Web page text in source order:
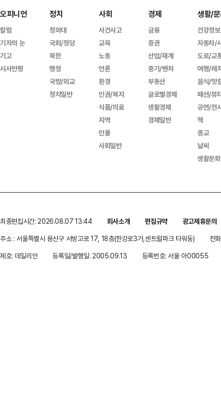
오피니언
칼럼
기자의 눈
기고
시사만평
정치
청와대
국회/정당
북한
행정
국방/외교
정치일반
사회
사건사고
교육
노동
언론
환경
인권/복지
식품/의료
지역
인물
사회일반
경제
금융
증권
산업/재계
중기/벤처
부동산
글로벌경제
생활경제
경제일반
생활/
건강정보
자동차/
도로/교
여행/레
음식/맛
패션/뷰
공연/전
책
종교
날씨
생활문
최종편집시간: 2026.08.07 13:44 회사소개 편집규약
광고제휴문의
주소 : 서울특별시 용산구 서빙고로 17, 18층(한강로3가,센트럴파크 타워동)
전
제호: 데일리안
등록일/발행일: 2005.09.13 등록번호: 서울 아00055